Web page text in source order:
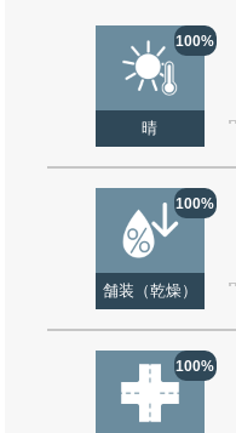
100%
晴
100%
舗装（乾燥）
100%